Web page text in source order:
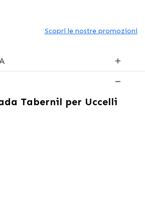
Scopri le nostre promozioni
Tabernil per Uccelli